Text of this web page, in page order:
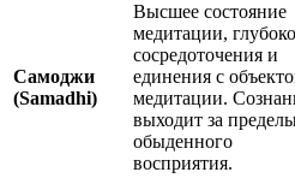
Самоджи
(Samadhi)
Высшее состояние
медитации,
сосредоточения и
единения с
медитации.
выходит за
обыденного
восприятия.